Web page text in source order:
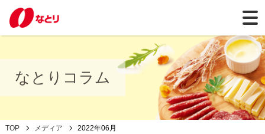
なとりコラム
TOP メディア 2022年06月